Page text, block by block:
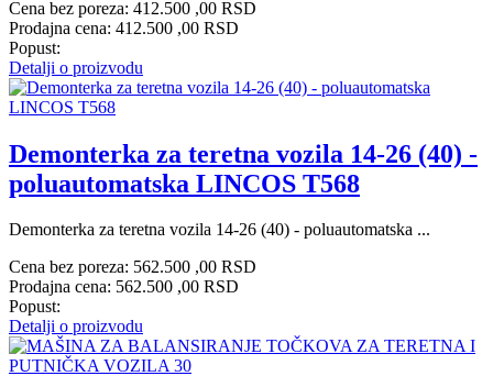
Cena bez poreza: 412.500 ,00 RSD
Prodajna cena: 412.500 ,00 RSD
Popust:
Detalji o proizvodu
Demonterka za teretna vozila 14-26 (40) -
poluautomatska LINCOS T568
Demonterka za teretna vozila 14-26 (40) - poluautomatska ...
Cena bez poreza: 562.500 ,00 RSD
Prodajna cena: 562.500 ,00 RSD
Popust:
Detalji o proizvodu